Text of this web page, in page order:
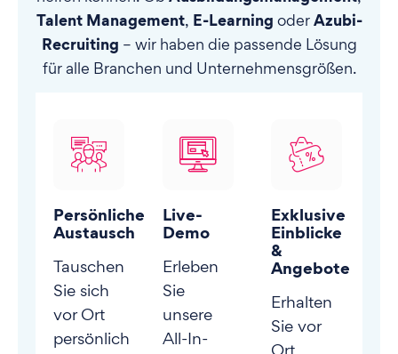
Talent Management, E-Learning oderAzubi-
Recruiting – wir haben die passende Lösung
für alle Branchen und Unternehmensgrößen.
Persönlicher
Austausch
Tauschen
Sie sich
vor Ort
persönlich
Live-
Demo
Erleben
Sie
unsere
All-In-
Exklusive
Einblicke
&
Angebote
Erhalten
Sie vor
Ort